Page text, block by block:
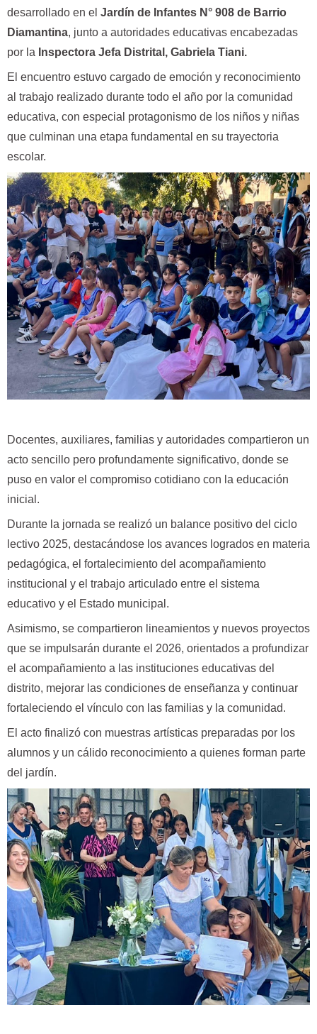
desarrollado en el Jardín de Infantes N° 908 de Barrio
Diamantina, junto a autoridades educativas encabezadas
por la Inspectora Jefa Distrital, Gabriela Tiani.
El encuentro estuvo cargado de emoción y reconocimiento
al trabajo realizado durante todo el año por la comunidad
educativa, con especial protagonismo de los niños y niñas
que culminan una etapa fundamental en su trayectoria
escolar.
Docentes, auxiliares, familias y autoridades compartieron un
acto sencillo pero profundamente significativo, donde se
puso en valor el compromiso cotidiano con la educación
inicial.
Durante la jornada se realizó un balance positivo del ciclo
lectivo 2025, destacándose los avances logrados en materia
pedagógica, el fortalecimiento del acompañamiento
institucional y el trabajo articulado entre el sistema
educativo y el Estado municipal.
Asimismo, se compartieron lineamientos y nuevos proyectos
que se impulsarán durante el 2026, orientados a profundizar
el acompañamiento a las instituciones educativas del
distrito, mejorar las condiciones de enseñanza y continuar
fortaleciendo el vínculo con las familias y la comunidad.
El acto finalizó con muestras artísticas preparadas por los
alumnos y un cálido reconocimiento a quienes forman parte
del jardín.